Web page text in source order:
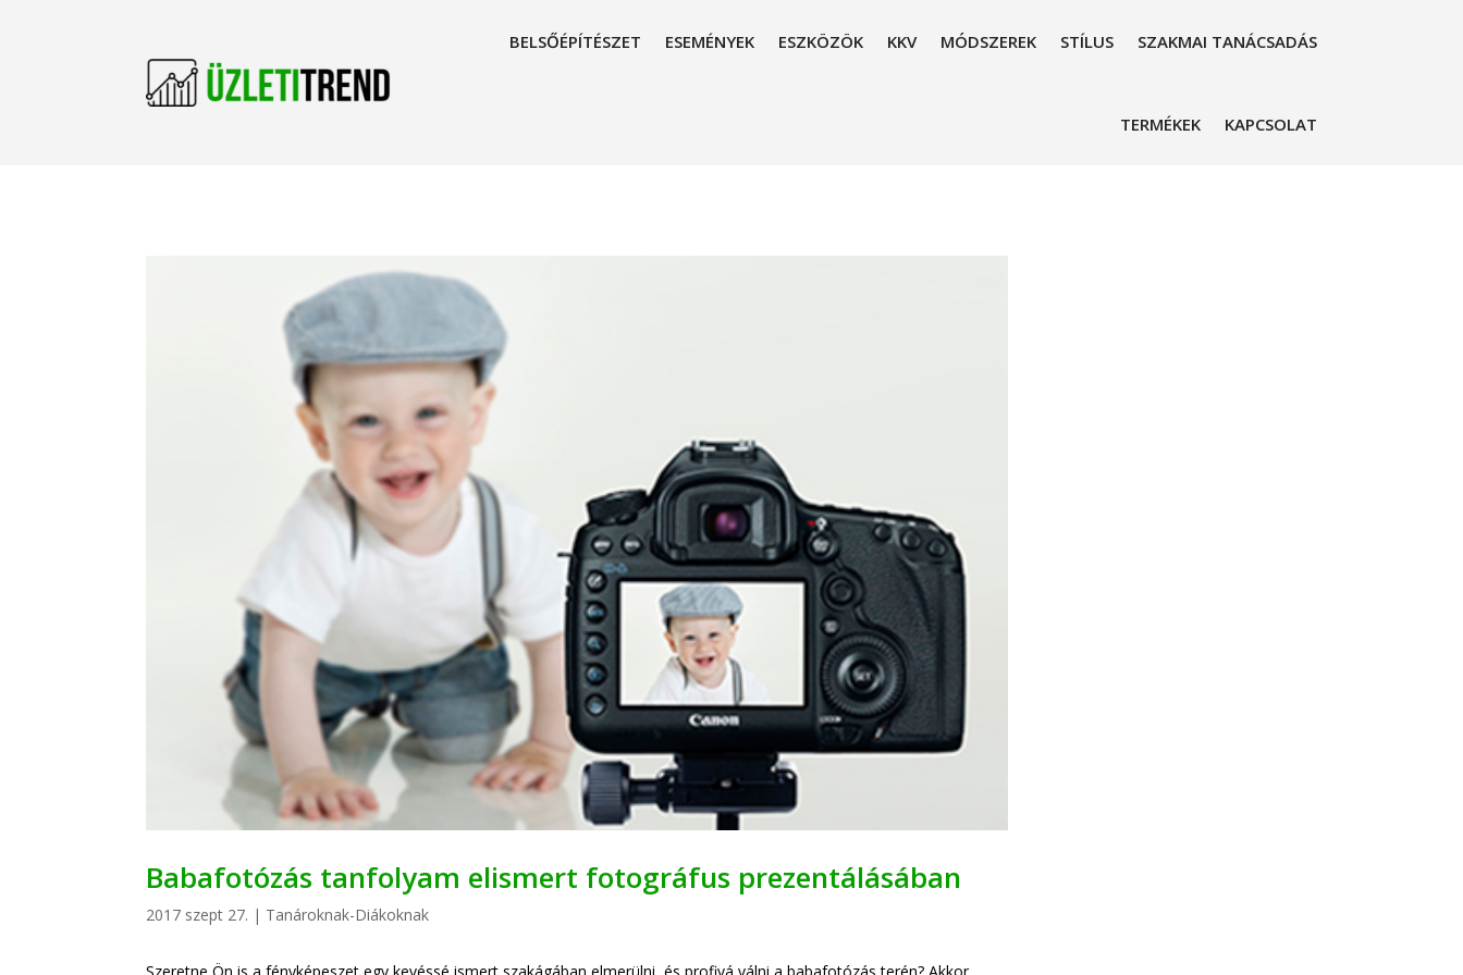
BELSŐÉPÍTÉSZET ESEMÉNYEK ESZKÖZÖK KKV MÓDSZEREK STÍLUS SZAKMAI TANÁCSADÁS
TERMÉKEK KAPCSOLAT
Babafotózás tanfolyam elismert fotográfus prezentálásában
2017 szept 27. | Tanároknak-Diákoknak